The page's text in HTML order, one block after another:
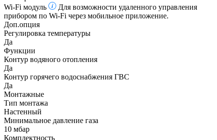
Wi-Fi модуль
Для возможности удаленного управления
прибором по Wi-Fi через мобильное приложение.
Доп.опция
Регулировка температуры
Да
Функции
Контур водяного отопления
Да
Контур горячего водоснабжения ГВС
Да
Монтажные
Тип монтажа
Настенный
Минимальное давление газа
10 мбар
Комплектность